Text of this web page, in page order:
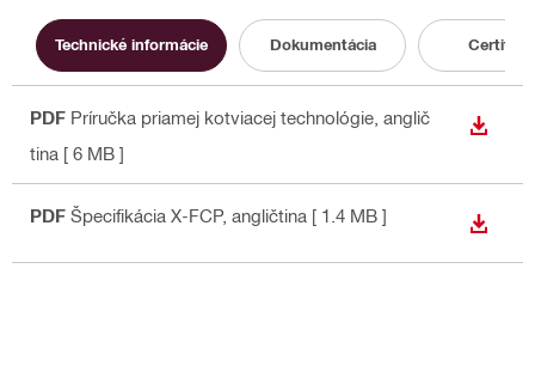
Technické informácie Dokumentácia Certifikát
PDF Príručka priamej kotviacej technológie , anglič
tina [ 6 MB ]
PDF Špecifikácia X-FCP , angličtina [ 1.4 MB ]